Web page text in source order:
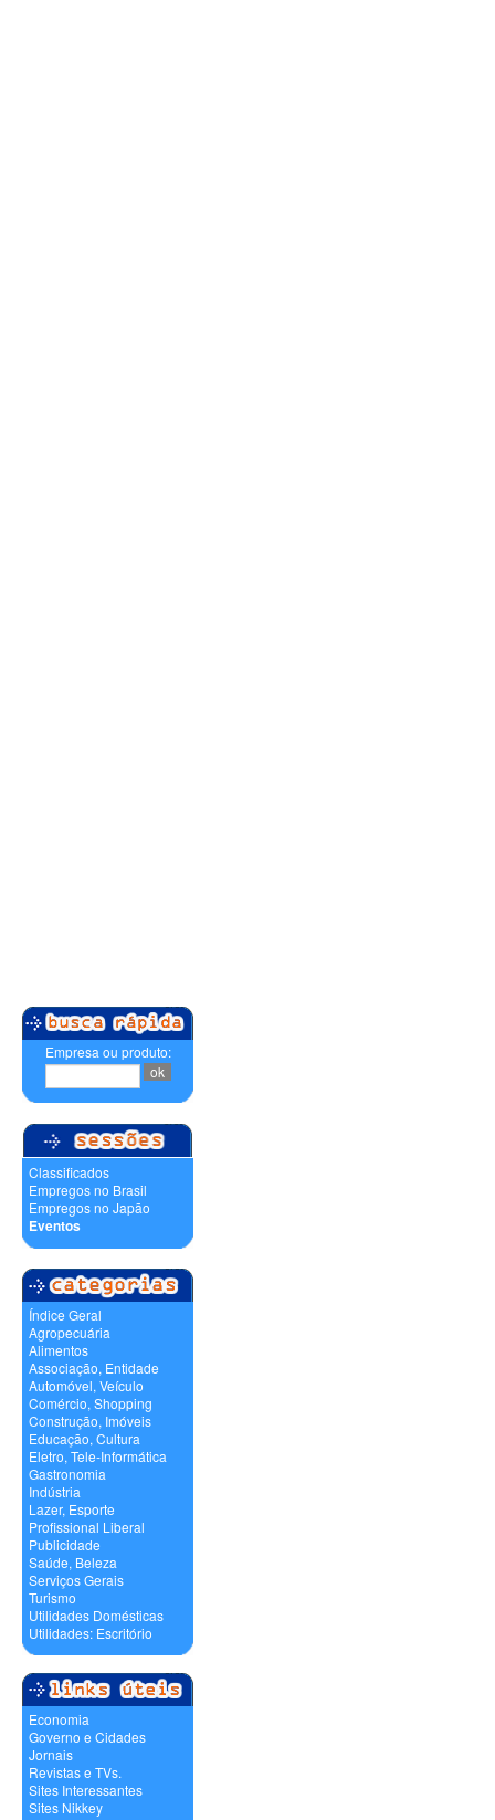
Empresa ou produto:
Classificados
Empregos no Brasil
Empregos no Japão
Eventos
Índice Geral
Agropecuária
Alimentos
Associação, Entidade
Automóvel, Veículo
Comércio, Shopping
Construção, Imóveis
Educação, Cultura
Eletro, Tele-Informática
Gastronomia
Indústria
Lazer, Esporte
Profissional Liberal
Publicidade
Saúde, Beleza
Serviços Gerais
Turismo
Utilidades Domésticas
Utilidades: Escritório
Economia
Governo e Cidades
Jornais
Revistas e TVs.
Sites Interessantes
Sites Nikkey